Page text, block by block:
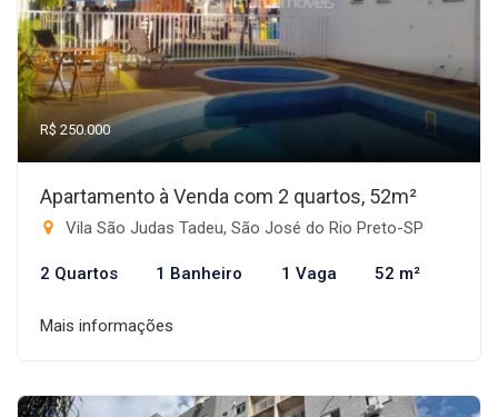
R$ 250.000
Apartamento à Venda com 2 quartos, 52m²
Vila São Judas Tadeu, São José do Rio Preto-SP
2 Quartos 1 Banheiro 1 Vaga 52 m²
Mais informações